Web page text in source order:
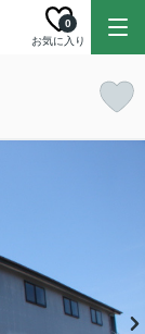
お気に入り
0